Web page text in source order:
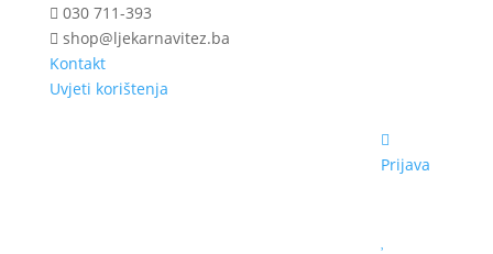
030 711-393
shop@ljekarnavitez.ba
Kontakt
Uvjeti korištenja
Prijava